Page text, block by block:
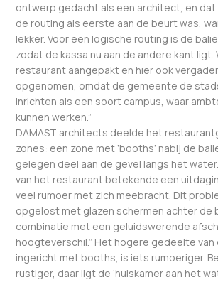
ontwerp gedacht als een architect, en
de routing als eerste aan de beurt was,
lekker. Voor een logische routing is de
zodat de kassa nu aan de andere kant
restaurant aangepakt en hier ook
opgenomen, omdat de gemeente de
inrichten als een soort campus, waar
kunnen werken.”
DAMAST architects deelde het
zones: een zone met ‘booths’ nabij de
gelegen deel aan de gevel langs het
van het restaurant betekende een
veel rumoer met zich meebracht. Dit
opgelost met glazen schermen achter de
combinatie met een geluidswerende
hoogteverschil.” Het hogere gedeelte van
ingericht met booths, is iets rumoeriger.
rustiger, daar ligt de ‘huiskamer aan het